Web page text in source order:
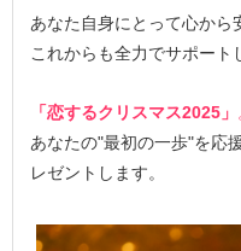
あなた自身にとって心から
これからも全力でサポート
「恋するクリスマス2025」
あなたの"最初の一歩"を応
レゼントします。